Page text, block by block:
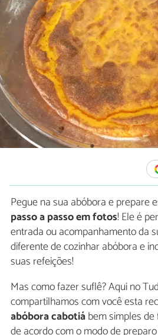
Pegue na sua abóbora e prepare
passo a passo em fotos! Ele é
entrada ou acompanhamento da
diferente de cozinhar abóbora e
suas refeições!
Mas como fazer suflê? Aqui no
compartilhamos com você esta
abóbora cabotiábem simples